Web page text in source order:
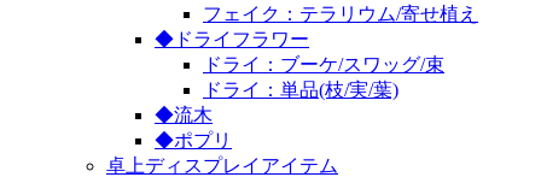
フェイク：テラリウム/寄せ植え
◆ドライフラワー
ドライ：ブーケ/スワッグ/束
ドライ：単品(枝/実/葉)
◆流木
◆ポプリ
卓上ディスプレイアイテム